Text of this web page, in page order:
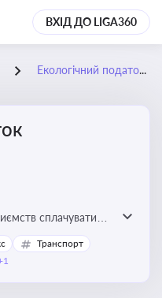
ВХІД ДО LIGA360
Екологічний податок
сплачувати
довкілля. Вона
бізнесу,
Транспорт